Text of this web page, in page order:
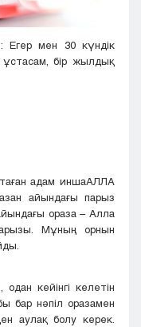
Егер мен 30 күндік
бір жылдық
адам иншаАЛЛА
айындағы парыз
ораза – Алла
Мұның орнын
кейінгі келетін
бар нәпіл оразамен
аулақ болу керек.